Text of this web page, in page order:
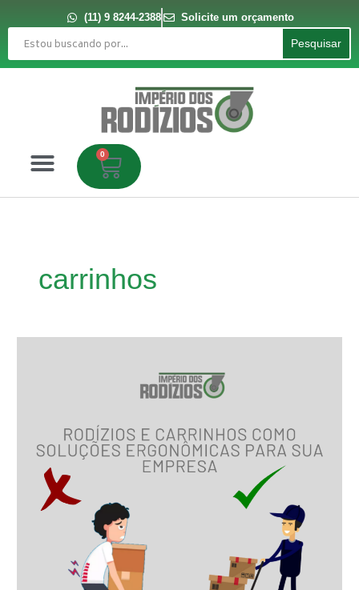
conteúdo
(11) 9 8244-2388
Solicite um orçamento
Pesquisar
Pesquisar
0
Carrinho
carrinhos
Rodízios